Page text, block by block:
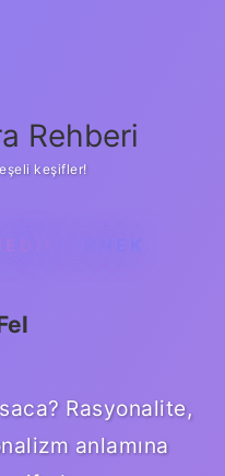
Rehberi
keşifler!
ÖRNEK
Rasyonalite,
anlamına